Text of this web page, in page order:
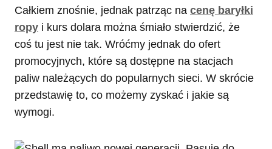
Całkiem znośnie, jednak patrząc na cenę baryłki
ropy i kurs dolara można śmiało stwierdzić, że
coś tu jest nie tak. Wróćmy jednak do ofert
promocyjnych, które są dostępne na stacjach
paliw należących do popularnych sieci. W skrócie
przedstawię to, co możemy zyskać i jakie są
wymogi.